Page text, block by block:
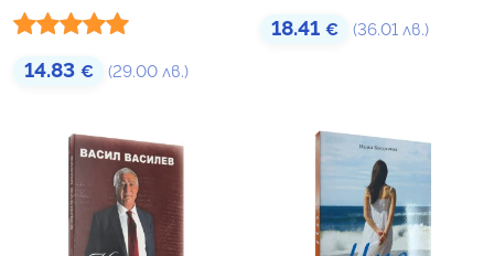
Оценено с
14.83 € (29.00 лв.)
18.41 € (36.01 лв.)